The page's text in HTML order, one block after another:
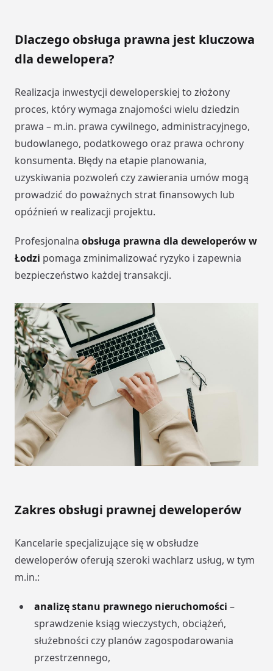
Dlaczego obsługa prawna jest kluczowa
dla dewelopera?
Realizacja inwestycji deweloperskiej to złożony
proces, który wymaga znajomości wielu dziedzin
prawa – m.in. prawa cywilnego, administracyjnego,
budowlanego, podatkowego oraz prawa ochrony
konsumenta. Błędy na etapie planowania,
uzyskiwania pozwoleń czy zawierania umów mogą
prowadzić do poważnych strat finansowych lub
opóźnień w realizacji projektu.
Profesjonalna obsługa prawna dla deweloperów w
Łodzi pomaga zminimalizować ryzyko i zapewnia
bezpieczeństwo każdej transakcji.
Zakres obsługi prawnej deweloperów
Kancelarie specjalizujące się w obsłudze
deweloperów oferują szeroki wachlarz usług, w tym
m.in.:
analizę stanu prawnego nieruchomości –
sprawdzenie ksiąg wieczystych, obciążeń,
służebności czy planów zagospodarowania
przestrzennego,